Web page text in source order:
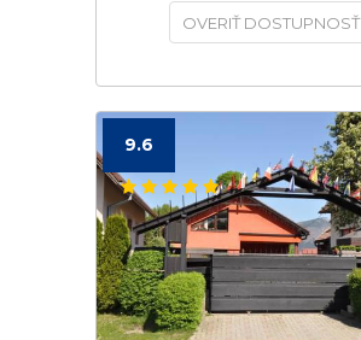
OVERIŤ DOSTUPNOSŤ
9.6